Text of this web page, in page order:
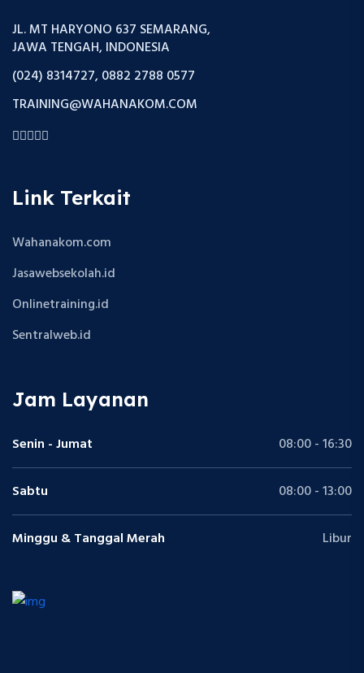
JL. MT HARYONO 637 SEMARANG,
JAWA TENGAH, INDONESIA
(024) 8314727, 0882 2788 0577
TRAINING@WAHANAKOM.COM
Link Terkait
Wahanakom.com
Jasawebsekolah.id
Onlinetraining.id
Sentralweb.id
Jam Layanan
Senin - Jumat 08:00 - 16:30
Sabtu 08:00 - 13:00
Minggu & Tanggal Merah Libur